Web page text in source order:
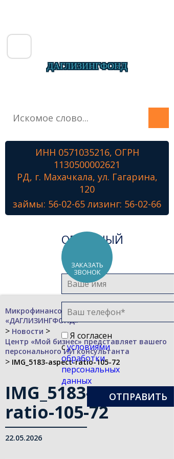
ДАГЛИЗИНГФОНД
О фонде
Лизинг
Наши проекты
Знамя Победы
ИНН 0571035216, ОГРН
1130500002621
РД, г. Махачкала, ул. Гагарина,
120
займы: 56-02-65 лизинг: 56-02-66
ЗАКАЗАТЬ
ЗВОНОК
ОБРАТНЫЙ
ЗВОНОК
Я согласен
сусловиями
обработки
персональных
данных
Микрофинансовая компания
«ДАГЛИЗИНГФОНД»
> Новости >
Центр «Мой бизнес» представляет вашего
персонального ИИ консультанта
> IMG_5183-aspect-ratio-105-72
IMG_5183-aspect-
ratio-105-72
22.05.2026